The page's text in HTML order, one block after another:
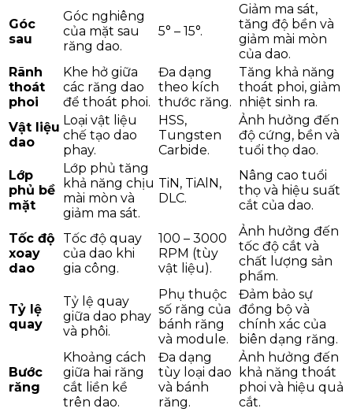
Góc
sau
Góc nghiêng
của mặt sau
răng dao.
5° – 15°.
Giảm ma sát,
tăng độ bền và
giảm mài mòn
của dao.
Rãnh
thoát
phoi
Khe hở giữa
các răng dao
để thoát phoi.
Đa dạng
theo kích
thước răng.
Tăng khả năng
thoát phoi, giảm
nhiệt sinh ra.
Vật liệu
dao
Loại vật liệu
chế tạo dao
phay.
HSS,
Tungsten
Carbide.
Ảnh hưởng đến
độ cứng, bền và
tuổi thọ dao.
Lớp
phủ bề
mặt
Lớp phủ tăng
khả năng chịu
mài mòn và
giảm ma sát.
TiN, TiAlN,
DLC.
Nâng cao tuổi
thọ và hiệu suất
cắt của dao.
Tốc độ
xoay
dao
Tốc độ quay
của dao khi
gia công.
100 – 3000
RPM (tùy
vật liệu).
Ảnh hưởng đến
tốc độ cắt và
chất lượng sản
phẩm.
Tỷ lệ
quay
Tỷ lệ quay
giữa dao phay
và phôi.
Phụ thuộc
số răng của
bánh răng
và module.
Đảm bảo sự
đồng bộ và
chính xác của
biên dạng răng.
Bước
răng
Khoảng cách
giữa hai răng
cắt liền kề
trên dao.
Đa dạng
tùy loại dao
và bánh
răng.
Ảnh hưởng đến
khả năng thoát
phoi và hiệu quả
cắt.